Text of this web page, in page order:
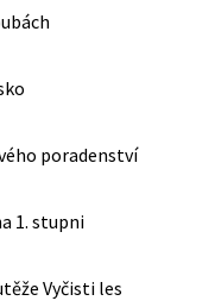
poradenství
1. stupni
Vyčisti les